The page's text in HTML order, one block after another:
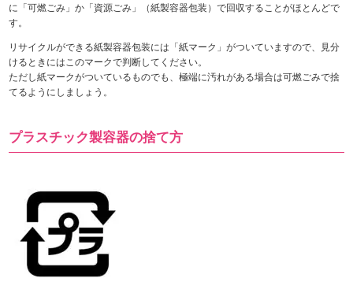
に「可燃ごみ」か「資源ごみ」（紙製容器包装）で回収することがほとんどで
す。
リサイクルができる紙製容器包装には「紙マーク」がついていますので、見分
けるときにはこのマークで判断してください。
ただし紙マークがついているものでも、極端に汚れがある場合は可燃ごみで捨
てるようにしましょう。
プラスチック製容器の捨て方